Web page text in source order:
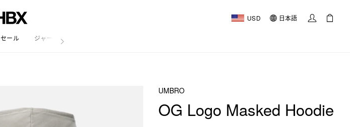
USD 日本語
セール ジャーナル
UMBRO
OG Logo Masked Hoodie